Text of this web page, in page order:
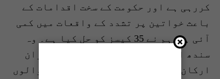
کررہی ہے اور حکومت کے سخت اقدامات کے
باعث خواتین پر تشدد کے واقعات میں کمی
آئی ہے،ہم نے 35 کیسز کو حل کیا ہے۔ وہ
سندھ اسمبلی میں وقفہ سوالات کے دوران
ارکان کے مختلف تحریری اور ضمنی سوالوں